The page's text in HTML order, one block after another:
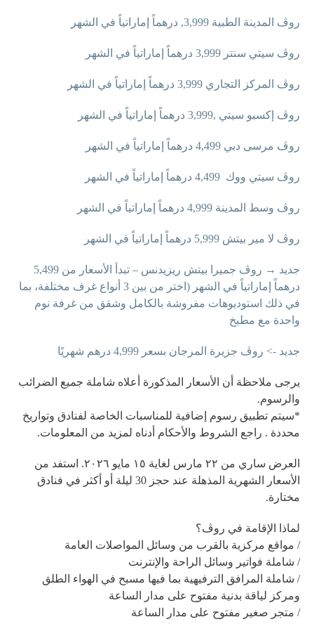
روڤ المدينة الطبية 3,999, درهماً إماراتياً في الشهر
روڤ سيتي سنتر 3,999 درهماً إماراتياً في الشهر
روڤ المركز التجاري 3,999 درهماً إماراتياً في الشهر
روڤ إكسبو سيتي ,3,999 درهماً إماراتياً في الشهر
روڤ مرسى دبي 4,499 درهماً إماراتياً في الشهر
روڤ سيتي ووك 4,499 درهماً إماراتياً في الشهر
روڤ وسط المدينة 4,999 درهماً إماراتياً في الشهر
روڤ لا مير بيتش 5,999 درهماً إماراتياً في الشهر
جديد → روڤ جميرا بيتش ريزيدنس – تبدأ الأسعار من 5,499
درهماً إماراتياً في الشهر (اختر من بين 3 أنواع غرف مختلفة، بما
في ذلك استوديوهات مفروشة بالكامل وشقق من غرفة نوم
واحدة مع مطبخ
جديد -> روڤ جزيرة المرجان بسعر 4,999 درهم شهريًا
يرجى ملاحظة أن الأسعار المذكورة أعلاه شاملة جميع الضرائب
والرسوم.
*سيتم تطبيق رسوم إضافية للمناسبات الخاصة لفنادق وتواريخ
محددة . راجع الشروط والأحكام أدناه لمزيد من المعلومات.
العرض ساري من ٢٢ مارس لغاية ١٥ مايو ٢٠٢٦. استفد من
الأسعار الشهرية المذهلة عند حجز 30 ليلة أو أكثر في فنادق
مختارة.
لماذا الإقامة في روڤ؟
/ مواقع مركزية بالقرب من وسائل المواصلات العامة
/ شاملة فواتير وسائل الراحة والإنترنت
/ شاملة المرافق الترفيهية بما فيها مسبح في الهواء الطلق
ومركز لياقة بدنية مفتوح على مدار الساعة
/ متجر صغير مفتوح على مدار الساعة